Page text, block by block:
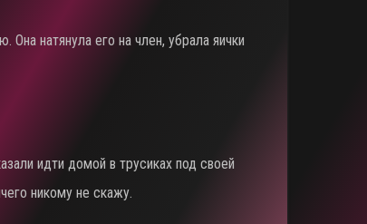
Она натянула его на член, убрала яички
идти домой в трусиках под своей
никому не скажу.